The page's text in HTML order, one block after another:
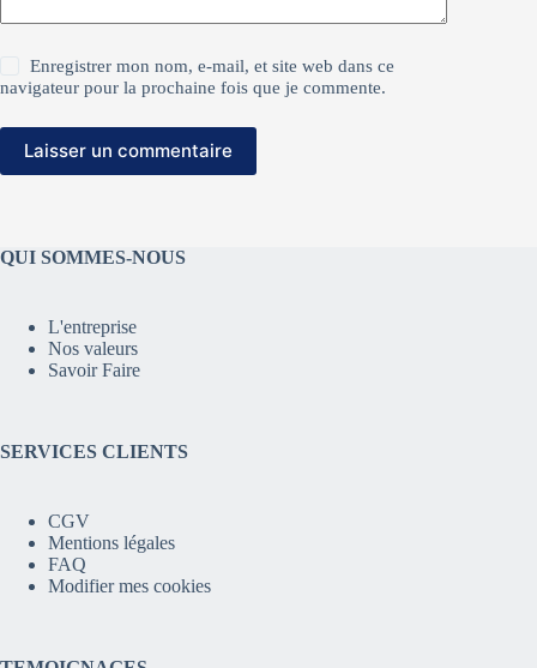
Enregistrer mon nom, e-mail, et site web dans ce
navigateur pour la prochaine fois que je commente.
Laisser un commentaire
QUI SOMMES-NOUS
L'entreprise
Nos valeurs
Savoir Faire
SERVICES CLIENTS
CGV
Mentions légales
FAQ
Modifier mes cookies